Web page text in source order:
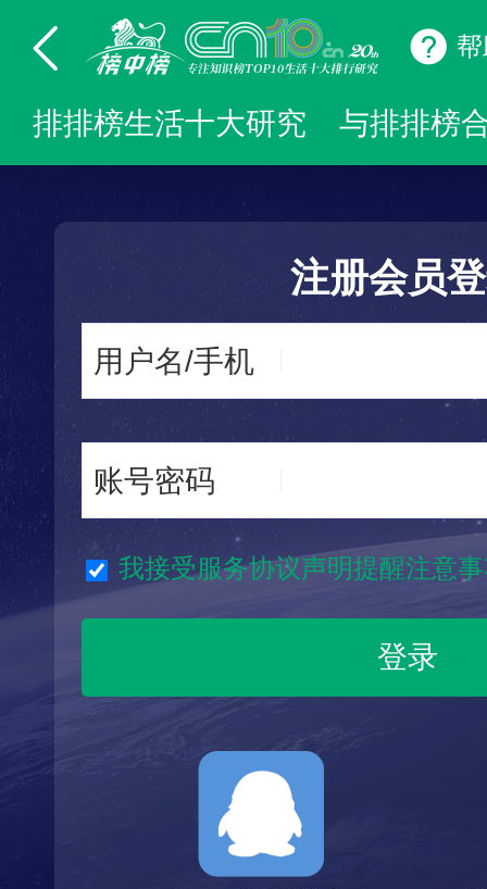
排排榜生活十大研究 与排排榜
注册会员
用户名/手机
账号密码
我接受服务协议声明提醒注意